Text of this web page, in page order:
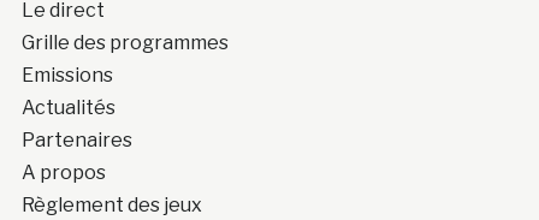
Le direct
Grille des programmes
Emissions
Actualités
Partenaires
A propos
Règlement des jeux